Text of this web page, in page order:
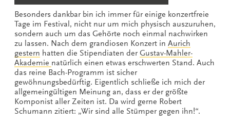
Besonders dankbar bin ich immer für einige konzertfreie
Tage im Festival, nicht nur um mich physisch auszuruhen,
sondern auch um das Gehörte noch einmal nachwirken
zu lassen. Nach dem grandiosen Konzert in Aurich
gestern hatten die Stipendiaten derGustav-Mahler-
Akademie natürlich einen etwas erschwerten Stand. Auch
das reine Bach-Programm ist sicher
gewöhnungsbedürftig. Eigentlich schließe ich mich der
allgemeingültigen Meinung an, dass er der größte
Komponist aller Zeiten ist. Da wird gerne Robert
Schumann zitiert: „Wir sind alle Stümper gegen ihn!“.